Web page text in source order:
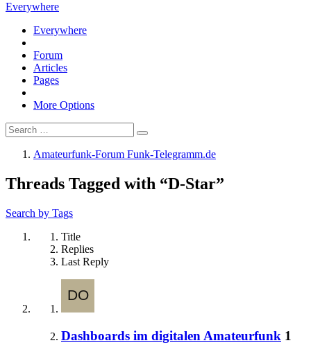
Everywhere
Everywhere
Forum
Articles
Pages
More Options
Amateurfunk-Forum Funk-Telegramm.de
Threads Tagged with “D-Star”
Search by Tags
Title
Replies
Last Reply
Dashboards im digitalen Amateurfunk 1